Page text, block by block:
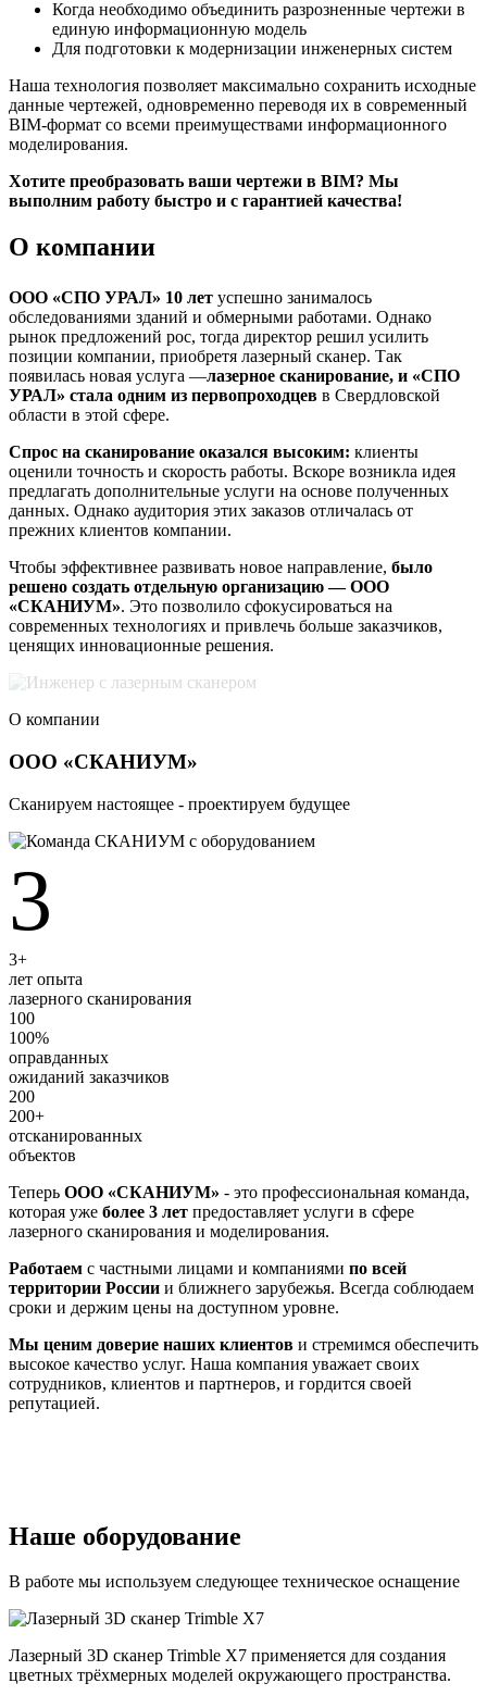
Когда необходимо объединить разрозненные чертежи в
единую информационную модель
Для подготовки к модернизации инженерных систем
Наша технология позволяет максимально сохранить исходные
данные чертежей, одновременно переводя их в современный
BIM-формат со всеми преимуществами информационного
моделирования.
Хотите преобразовать ваши чертежи в BIM? Мы
выполним работу быстро и с гарантией качества!
О компании
ООО «СПО УРАЛ» 10 лет успешно занималось
обследованиями зданий и обмерными работами. Однако
рынок предложений рос, тогда директор решил усилить
позиции компании, приобретя лазерный сканер. Так
появилась новая услуга —лазерное сканирование, и «СПО
УРАЛ» стала одним из первопроходцев в Свердловской
области в этой сфере.
Спрос на сканирование оказался высоким: клиенты
оценили точность и скорость работы. Вскоре возникла идея
предлагать дополнительные услуги на основе полученных
данных. Однако аудитория этих заказов отличалась от
прежних клиентов компании.
Чтобы эффективнее развивать новое направление, было
решено создать отдельную организацию — ООО
«СКАНИУМ». Это позволило сфокусироваться на
современных технологиях и привлечь больше заказчиков,
ценящих инновационные решения.
О компании
ООО «СКАНИУМ»
Сканируем настоящее - проектируем будущее
3
3+
лет опыта
лазерного сканирования
100
100%
оправданных
ожиданий заказчиков
200
200+
отсканированных
объектов
Теперь ООО «СКАНИУМ» - это профессиональная команда,
которая уже более 3 лет предоставляет услуги в сфере
лазерного сканирования и моделирования.
Работаем с частными лицами и компаниями по всей
территории России и ближнего зарубежья. Всегда соблюдаем
сроки и держим цены на доступном уровне.
Мы ценим доверие наших клиентов и стремимся обеспечить
высокое качество услуг. Наша компания уважает своих
сотрудников, клиентов и партнеров, и гордится своей
репутацией.
Наше оборудование
В работе мы используем следующее техническое оснащение
Лазерный 3D сканер Trimble X7 применяется для создания
цветных трёхмерных моделей окружающего пространства.